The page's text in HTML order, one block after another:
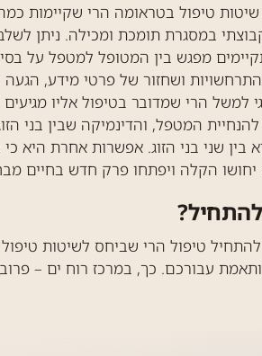
טיפול בטראומה הרי שקיימות
במסגרת תומכת ומכילה. ניתן
מפגש בין המטופל למטפל על
ושחזור של פרטי מידע,
למשל הרי שמדובר בטיפול אליו
המטפל, והדינמיקה שבין בני
בין שני בני הזוג. אפשרות אחרת היא
הקלה ויפתחו פרק חדש בחיים
טיפול הרי שביחס לשיטות
עבורכם. כך, במרכז רוח ים –